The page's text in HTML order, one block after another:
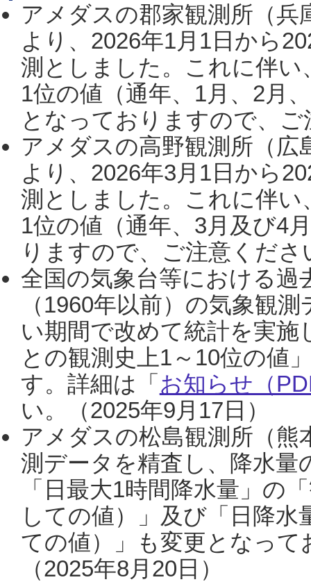
アメダスの郡家観測所（
より、2026年1月1日から
測としました。これに伴い
1位の値（通年、1月、2月
となっておりますので、
アメダスの高野観測所（
より、2026年3月1日から
測としました。これに伴い
1位の値（通年、3月及び4
りますので、ご注意くだ
全国の気象台等における過
（1960年以前）の気象観
い期間で改めて統計を実
との観測史上1～10位の値
す。詳細は「 お知らせ（
い。（2025年9月17日）
アメダスの松島観測所（熊
測データを精査し、降水
「日最大1時間降水量」の
しての値）」及び「日降
ての値）」も変更となっ
（2025年8月20日）